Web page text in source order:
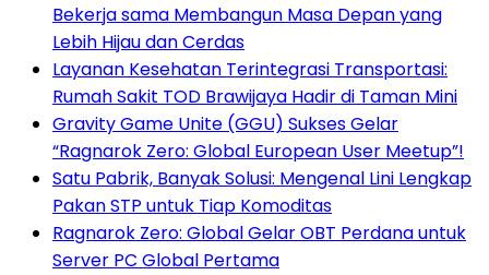
Bekerja sama Membangun Masa Depan yang
Lebih Hijau dan Cerdas
Layanan Kesehatan Terintegrasi Transportasi:
Rumah Sakit TOD Brawijaya Hadir di Taman Mini
Gravity Game Unite (GGU) Sukses Gelar
“Ragnarok Zero: Global European User Meetup”!
Satu Pabrik, Banyak Solusi: Mengenal Lini Lengkap
Pakan STP untuk Tiap Komoditas
Ragnarok Zero: Global Gelar OBT Perdana untuk
Server PC Global Pertama